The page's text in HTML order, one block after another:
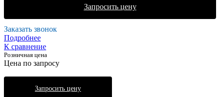
Запросить цену
Заказать звонок
Подробнее
К сравнение
Розничная цена
Цена по запросу
Запросить цену